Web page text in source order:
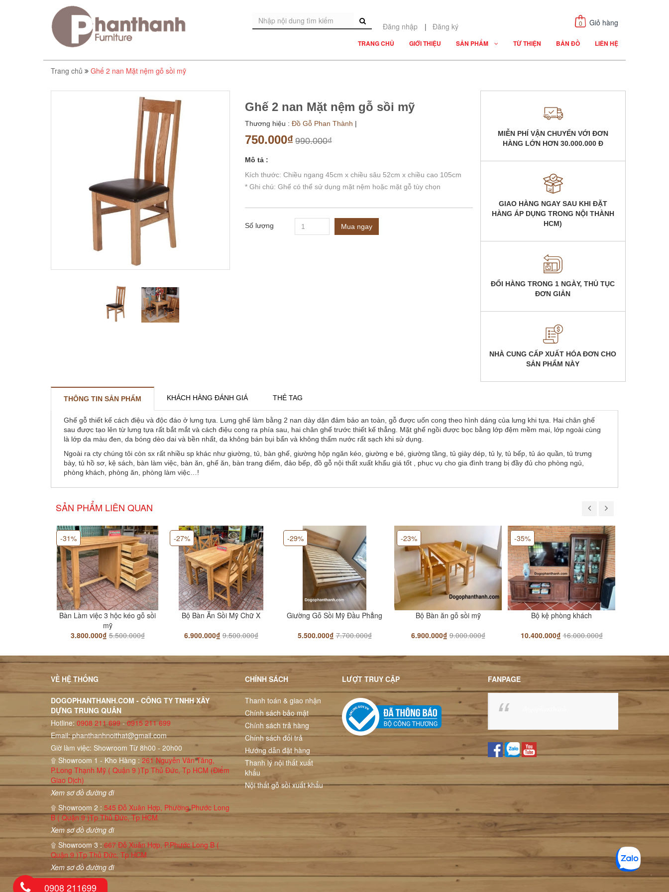
Đăng nhập | Đăng ký Giỏ hàng
0
TRANG CHỦ GIỚI THIỆU SẢN PHẨM TỪ THIỆN BẢN ĐỒ LIÊN HỆ
Trang chủ Ghế 2 nan Mặt nệm gỗ sồi mỹ
Ghế 2 nan Mặt nệm gỗ sồi mỹ
Thương hiệu : Đồ Gỗ Phan Thành |
750.000₫ 990.000₫
Mô tả :
Kích thước: Chiều ngang 45cm x chiều sâu 52cm x chiều cao 105cm
* Ghi chú: Ghế có thể sử dụng mặt nệm hoặc mặt gỗ tùy chọn
Số lượng Mua ngay
MIỄN PHÍ VẬN CHUYỂN VỚI ĐƠN
HÀNG LỚN HƠN 30.000.000 Đ
GIAO HÀNG NGAY SAU KHI ĐẶT
HÀNG ÁP DỤNG TRONG NỘI THÀNH
HCM)
ĐỔI HÀNG TRONG 1 NGÀY, THỦ TỤC
ĐƠN GIẢN
NHÀ CUNG CẤP XUẤT HÓA ĐƠN CHO
SẢN PHẨM NÀY
THÔNG TIN SẢN PHẨM KHÁCH HÀNG ĐÁNH GIÁ THẺ TAG
Ghế gỗ thiết kế cách điệu và độc đáo ở lưng tựa. Lưng ghế làm bằng 2 nan dày dặn đảm bảo an toàn, gỗ được uốn cong theo hình dáng của lưng khi tựa. Hai chân ghế
sau được tạo lên từ lưng tựa rất bắt mắt và cách điệu cong ra phía sau, hai chân ghế trước thiết kế thẳng. Mặt ghế ngồi được bọc bằng lớp đệm mềm mại, lớp ngoài cùng
là lớp da màu đen, da bóng dèo dai và bền nhất, da không bán bụi bẩn và không thấm nước rất sạch khi sử dụng.
Ngoài ra cty chúng tôi còn sx rất nhiều sp khác như giường, tủ, bàn ghế, giường hộp ngăn kéo, giường e bé, giường tầng, tủ giày dép, tủ ly, tủ bếp, tủ áo quần, tủ trưng
bày, tủ hồ sơ, kệ sách, bàn làm việc, bàn ăn, ghế ăn, bàn trang điểm, đảo bếp, đồ gỗ nội thất xuất khẩu giá tốt , phục vụ cho gia đình trang bị đầy đủ cho phòng ngủ,
phòng khách, phòng ăn, phòng làm việc…!
SẢN PHẨM LIÊN QUAN
Bàn Làm việc 3 hộc kéo gỗ sồi
mỹ
3.800.000₫ 5.500.000₫
-31%
Bộ Bàn Ăn Sồi Mỹ Chữ X
6.900.000₫ 9.500.000₫
-27%
Giường Gỗ Sồi Mỹ Đầu Phẳng
5.500.000₫ 7.700.000₫
-29%
Bộ Bàn ăn gỗ sồi mỹ
6.900.000₫ 9.000.000₫
-23%
Bộ kệ phòng khách
10.400.000₫ 16.000.000₫
-35%
VỀ HỆ THỐNG
DOGOPHANTHANH.COM - CÔNG TY TNHH XÂY
DỰNG TRUNG QUÂN
Hotline: 0908 211 699 -0915 211 699
Email:phanthanhnoithat@gmail.com
Giờ làm việc: Showroom Từ 8h00 - 20h00
۩ Showroom 1 - Kho Hàng : 261 Nguyễn Văn Tăng,
P.Long Thạnh Mỹ ( Quận 9 )Tp Thủ Đức, Tp HCM (Điểm
Giao Dịch)
Xem sơ đồ đường đi
۩ Showroom 2 : 545 Đỗ Xuân Hợp, Phường Phước Long
B ( Quận 9 )Tp Thủ Đức, Tp HCM
Xem sơ đồ đường đi
۩ Showroom 3 : 667 Đỗ Xuân Hợp, P.Phước Long B (
Quận 9 )Tp Thủ Đức, Tp HCM
Xem sơ đồ đường đi
CHÍNH SÁCH
Thanh toán & giao nhận
Chính sách bảo mật
Chính sách trả hàng
Chính sách đổi trả
Hướng dẫn đặt hàng
Thanh lý nội thất xuất
khẩu
Nội thất gỗ sồi xuất khẩu
LƯỢT TRUY CẬP FANPAGE
0908 211699